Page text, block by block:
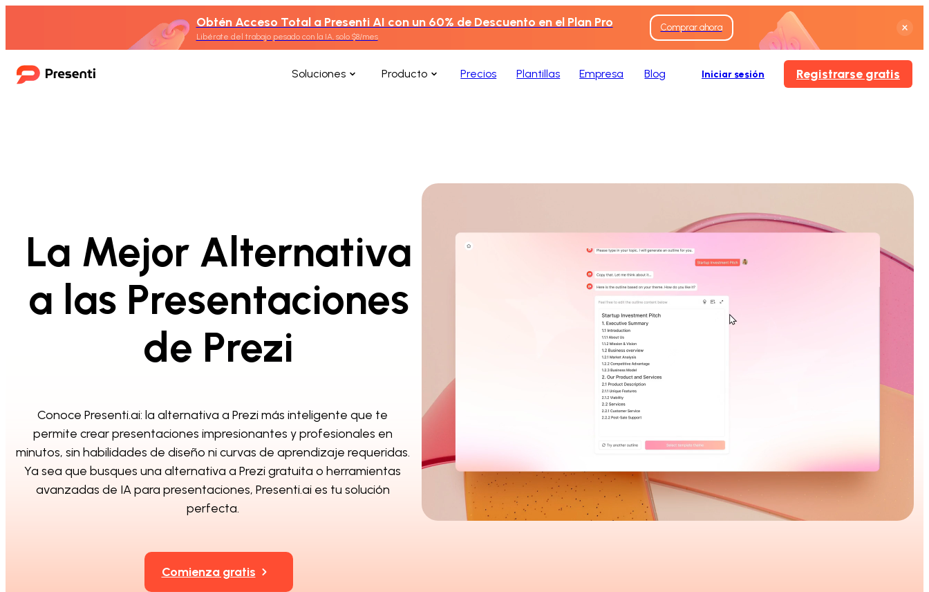
Obtén Acceso Total a Presenti AI con un 60% de Descuento en el Plan Pro
Libérate del trabajo pesado con la IA, solo $8/mes
Comprar ahora
Soluciones Producto Precios Plantillas Empresa Blog Iniciar sesión Registrarse gratis
La Mejor Alternativa
a las Presentaciones
de Prezi
Conoce Presenti.ai: la alternativa a Prezi más inteligente que te
permite crear presentaciones impresionantes y profesionales en
minutos, sin habilidades de diseño ni curvas de aprendizaje requeridas.
Ya sea que busques una alternativa a Prezi gratuita o herramientas
avanzadas de IA para presentaciones, Presenti.ai es tu solución
perfecta.
Comienza gratis